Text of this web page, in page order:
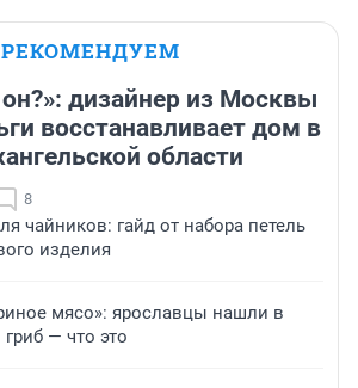
РЕКОМЕНДУЕМ
дизайнер из Москвы
восстанавливает дом в
области
8
чайников: гайд от набора петель
изделия
мясо»: ярославцы нашли в
— что это